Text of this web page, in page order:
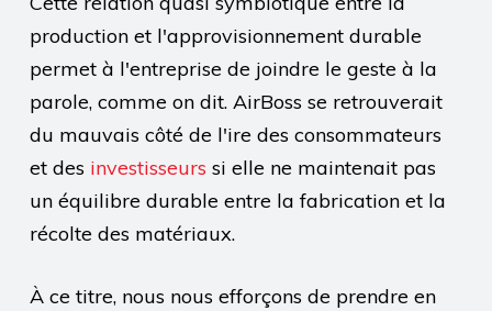
production et l'approvisionnement durable
permet à l'entreprise de joindre le geste à la
parole, comme on dit. AirBoss se retrouverait
du mauvais côté de l'ire des consommateurs
et des investisseurs si elle ne maintenait pas
un équilibre durable entre la fabrication et la
récolte des matériaux.
À ce titre, nous nous efforçons de prendre en